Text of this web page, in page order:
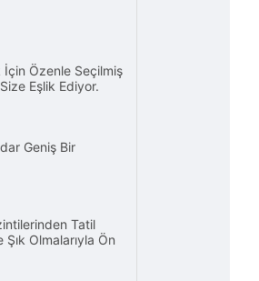
İçin Özenle Seçilmiş
Eşlik Ediyor.
Geniş Bir
Tatil
Şık Olmalarıyla Ön